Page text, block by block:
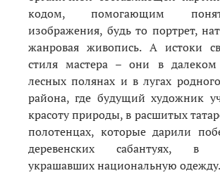
кодом, помогающим
изображения, будь то портрет,
жанровая живопись. А истоки
стиля мастера – они в далеком
лесных полянах и в лугах
района, где будущий художник
красоту природы, в расшитых
полотенцах, которые дарили
деревенских сабантуях, в
украшавших национальную одежду.